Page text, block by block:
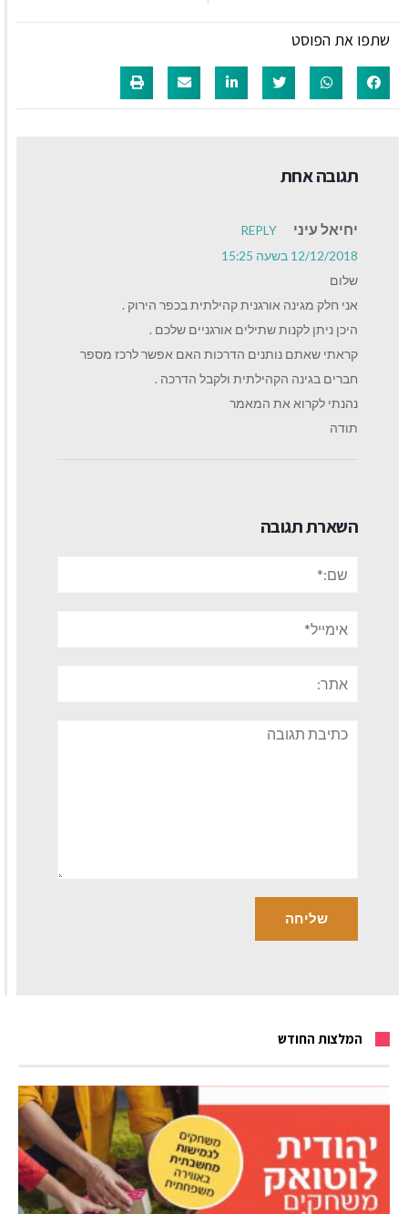
שתפו את הפוסט
תגובה אחת
יחיאל עיני
REPLY
12/12/2018 בשעה 15:25
שלום
אני חלק מגינה אורגנית קהילתית בכפר הירוק .
היכן ניתן לקנות שתילים אורגניים שלכם .
קראתי שאתם נותנים הדרכות האם אפשר לרכז מספר
חברים בגינה הקהילתית ולקבל הדרכה .
נהנתי לקרוא את המאמר
תודה
השארת תגובה
תגובה
המלצות החודש